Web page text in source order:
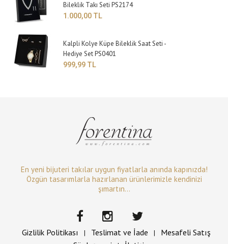
Bileklik Takı Seti PS2174
1.000,00 TL
Kalpli Kolye Küpe Bileklik Saat Seti -
Hediye Set PS0401
999,99 TL
En yeni bijuteri takılar uygun fiyatlarla anında kapınızda!
Özgün tasarımlarla hazırlanan ürünlerimizle kendinizi
şımartın...
Gizlilik Politikası | Teslimat ve İade |
Mesafeli Satış